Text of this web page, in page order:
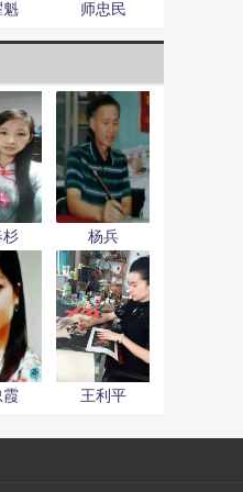
魁 师忠民
杉 杨兵
霞 王利平